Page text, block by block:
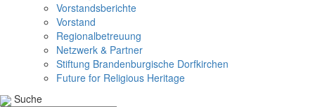
Vorstandsberichte
Vorstand
Regionalbetreuung
Netzwerk & Partner
Stiftung Brandenburgische Dorfkirchen
Future for Religious Heritage
Suche